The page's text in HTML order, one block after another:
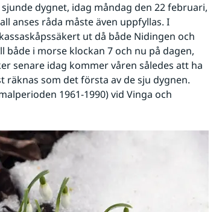
dygnet, idag måndag den 22 februari,
anses råda måste även uppfyllas. I
ut då både Nidingen och
i morse klockan 7 och nu på dagen,
senare idag kommer våren således att ha
webbplats. 1961-1990) vid Vinga och